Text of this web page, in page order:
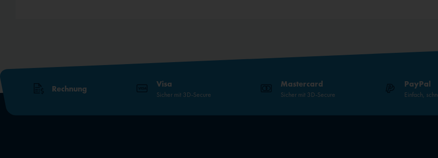
Rechnung Visa
Sicher mit 3D-Secure
Mastercard
Sicher mit 3D-Secure
PayPal
Einfach,